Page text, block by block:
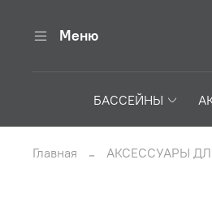
Меню
БАССЕЙНЫ
Главная АКСЕССУАРЫ